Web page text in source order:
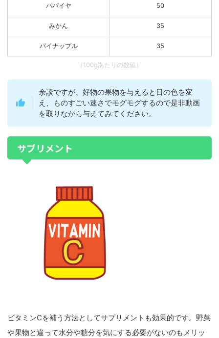
パパイヤ 50
みかん 35
パイナップル 35
（100gあたりの数値）
余談ですが、好物の果物を与えると目の色を変
え、ものすごい速さでモグモグするので是非動画
を取りながら与えてみてください。
サプリメント
ビタミンCを補う方法としてサプリメントも効果的です。野菜
や果物と違って水分や糖分を気にする必要がないのもメリッ